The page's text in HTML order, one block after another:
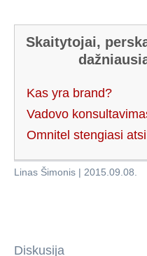
Skaitytojai,
Kas yra brand?
Vadovo
Omnitel stengiasi
Linas Šimonis | 2015.09.08
Diskusija